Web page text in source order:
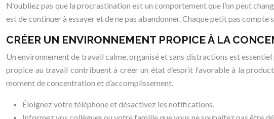
N’oubliez pas que la procrastination est un comportement que l’on peut
est de continuer à essayer et de ne pas abandonner. Chaque petit pas
CRÉER UN ENVIRONNEMENT PROPICE À LA
Un environnement de travail calme, organisé et sans distractions est
propice au travail contribuent à créer un état d’esprit favorable à la
moment de concentration et d’accomplissement.
Éloignez votre téléphone et désactivez les notifications.